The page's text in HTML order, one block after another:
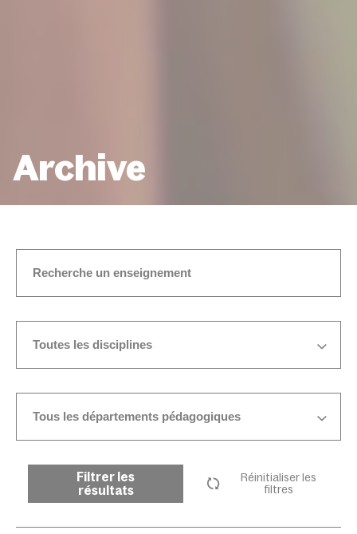
Archive
ACCUEIL
MAXIMUM 30 ANS (SAUF DÉROGATION
Toutes les disciplines
Tous les départements pédagogiques
Filtrer les
résultats
Réinitialiser les
filtres